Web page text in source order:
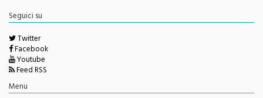
redazione@monrealepress.it
Seguici su
Twitter
Facebook
Youtube
Feed RSS